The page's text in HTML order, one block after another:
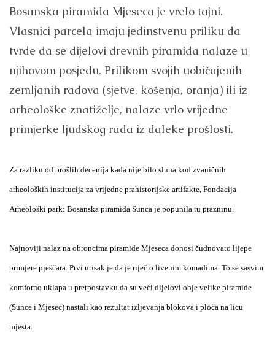
Bosanska piramida Mjeseca je vrelo tajni.
Vlasnici parcela imaju jedinstvenu priliku da
tvrde da se dijelovi drevnih piramida nalaze u
njihovom posjedu. Prilikom svojih uobičajenih
zemljanih radova (sjetve, košenja, oranja) ili iz
arheološke znatiželje, nalaze vrlo vrijedne
primjerke ljudskog rada iz daleke prošlosti.
Za razliku od prošlih decenija kada nije bilo sluha kod zvaničnih
arheoloških institucija za vrijedne prahistorijske artifakte, Fondacija
Arheološki park: Bosanska piramida Sunca je popunila tu prazninu.
Najnoviji nalaz na obroncima piramide Mjeseca donosi čudnovato lijepe
primjere pješčara. Prvi utisak je da je riječ o livenim komadima. To se sasvim
komforno uklapa u pretpostavku da su veći dijelovi obje velike piramide
(Sunce i Mjesec) nastali kao rezultat izljevanja blokova i ploča na licu
mjesta.